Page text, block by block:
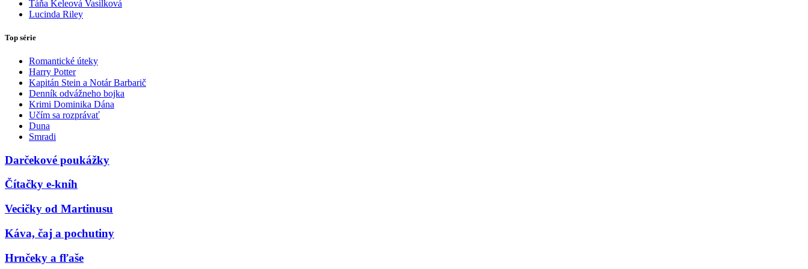
Táňa Keleová Vasilková
Lucinda Riley
Top série
Romantické úteky
Harry Potter
Kapitán Stein a Notár Barbarič
Denník odvážneho bojka
Krimi Dominika Dána
Učím sa rozprávať
Duna
Smradi
Darčekové poukážky
Čítačky e-kníh
Vecičky od Martinusu
Káva, čaj a pochutiny
Hrnčeky a fľaše